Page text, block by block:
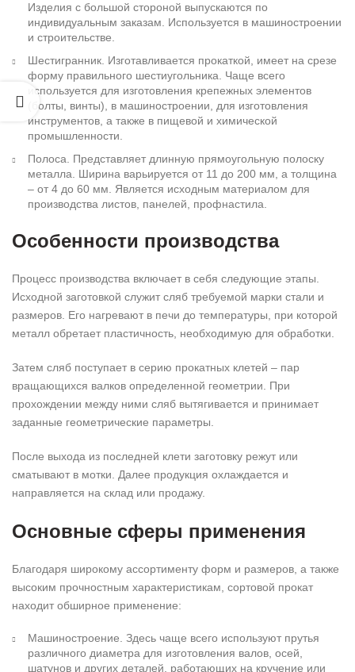
Изделия с большой стороной выпускаются по
индивидуальным заказам. Используется в машиностроении
и строительстве.
Шестигранник. Изготавливается прокаткой, имеет на срезе
форму правильного шестиугольника. Чаще всего
используется для изготовления крепежных элементов
(болты, винты), в машиностроении, для изготовления
инструментов, а также в пищевой и химической
промышленности.
Полоса. Представляет длинную прямоугольную полоску
металла. Ширина варьируется от 11 до 200 мм, а толщина
– от 4 до 60 мм. Является исходным материалом для
производства листов, панелей, профнастила.
Особенности производства
Процесс производства включает в себя следующие этапы.
Исходной заготовкой служит сляб требуемой марки стали и
размеров. Его нагревают в печи до температуры, при которой
металл обретает пластичность, необходимую для обработки.
Затем сляб поступает в серию прокатных клетей – пар
вращающихся валков определенной геометрии. При
прохождении между ними сляб вытягивается и принимает
заданные геометрические параметры.
После выхода из последней клети заготовку режут или
сматывают в мотки. Далее продукция охлаждается и
направляется на склад или продажу.
Основные сферы применения
Благодаря широкому ассортименту форм и размеров, а также
высоким прочностным характеристикам, сортовой прокат
находит обширное применение:
Машиностроение. Здесь чаще всего используют прутья
различного диаметра для изготовления валов, осей,
шатунов и других деталей, работающих на кручение или